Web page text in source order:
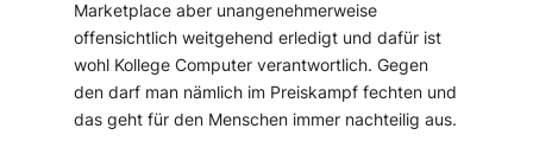
Marketplace aber unangenehmerweise
offensichtlich weitgehend erledigt und dafür ist
wohl Kollege Computer verantwortlich. Gegen
den darf man nämlich im Preiskampf fechten und
das geht für den Menschen immer nachteilig aus.